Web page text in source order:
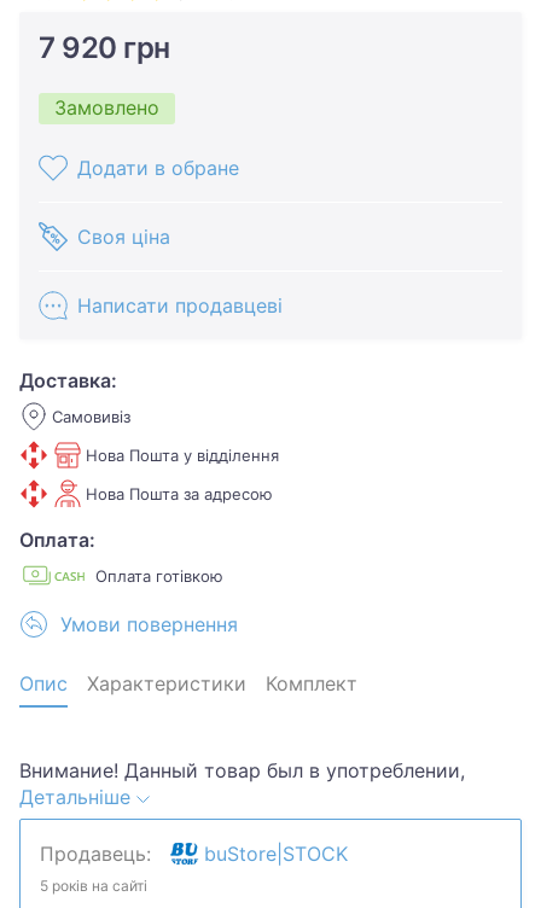
7 920 грн
Замовлено
Додати в обране
Своя ціна
Написати продавцеві
Доставка:
Самовивіз
Нова Пошта у відділення
Нова Пошта за адресою
Оплата:
Оплата готівкою
Умови повернення
Опис Характеристики Комплект
Внимание! Данный товар был в употреблении,
поэтому может иметь следы использования. Все
устройства были протестированы нашими
специалистами и находятся в хорошем,
гарантированно рабочем состоянии.
Детальніше
Продавець: buStore|STOCK
5 років на сайті